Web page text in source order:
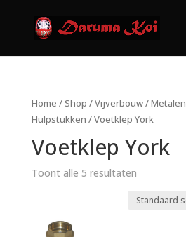
Home /Shop /Vijverbouw/Metalen
Hulpstukken / Voetklep York
Voetklep York
Toont alle 5 resultaten